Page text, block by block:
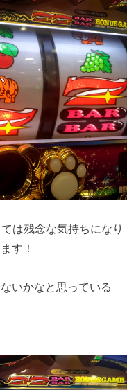
は残念な気持ちになり
す！
いかなと思っている